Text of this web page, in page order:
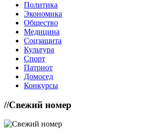
Политика
Экономика
Общество
Медицина
Соцзащита
Культура
Спорт
Патриот
Домосед
Конкурсы
//Свежий номер